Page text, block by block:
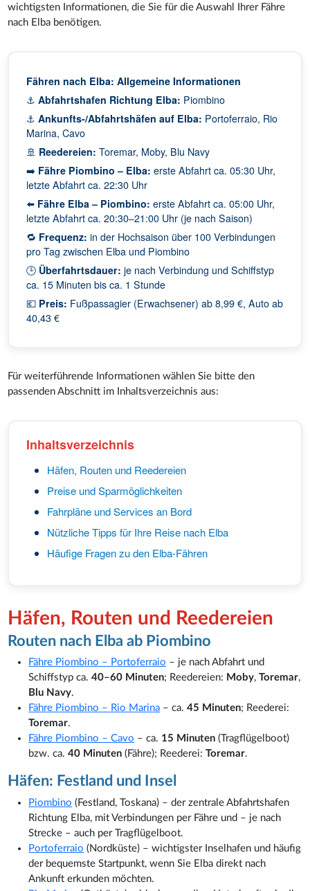
wichtigsten Informationen, die Sie für die Auswahl Ihrer Fähre
nach Elba benötigen.
Fähren nach Elba: Allgemeine Informationen
⚓Abfahrtshafen Richtung Elba: Piombino
⚓Ankunfts-/Abfahrtshäfen auf Elba: Portoferraio, Rio
Marina, Cavo
🚢 Reedereien: Toremar, Moby, Blu Navy
➡️ Fähre Piombino – Elba: erste Abfahrt ca. 05:30 Uhr,
letzte Abfahrt ca. 22:30 Uhr
⬅️ Fähre Elba – Piombino: erste Abfahrt ca. 05:00 Uhr,
letzte Abfahrt ca. 20:30–21:00 Uhr (je nach Saison)
🔁 Frequenz: in der Hochsaison über 100 Verbindungen
pro Tag zwischen Elba und Piombino
🕒 Überfahrtsdauer: je nach Verbindung und Schiffstyp
ca. 15 Minuten bis ca. 1 Stunde
💶 Preis: Fußpassagier (Erwachsener) ab 8,99 €, Auto ab
40,43 €
Für weiterführende Informationen wählen Sie bitte den
passenden Abschnitt im Inhaltsverzeichnis aus:
Inhaltsverzeichnis
Häfen, Routen und Reedereien
Preise und Sparmöglichkeiten
Fahrpläne und Services an Bord
Nützliche Tipps für Ihre Reise nach Elba
Häufige Fragen zu den Elba-Fähren
Häfen, Routen und Reedereien
Routen nach Elba ab Piombino
Fähre Piombino – Portoferraio – je nach Abfahrt und
Schiffstyp ca.40–60 Minuten; Reedereien: Moby,Toremar,
Blu Navy.
Fähre Piombino – Rio Marina – ca.45 Minuten; Reederei:
Toremar.
Fähre Piombino – Cavo – ca. 15 Minuten (Tragflügelboot)
bzw. ca.40 Minuten (Fähre); Reederei:Toremar.
Häfen: Festland und Insel
Piombino (Festland, Toskana) – der zentrale Abfahrtshafen
Richtung Elba, mit Verbindungen per Fähre und – je nach
Strecke – auch per Tragflügelboot.
Portoferraio (Nordküste) – wichtigster Inselhafen und häufig
der bequemste Startpunkt, wenn Sie Elba direkt nach
Ankunft erkunden möchten.